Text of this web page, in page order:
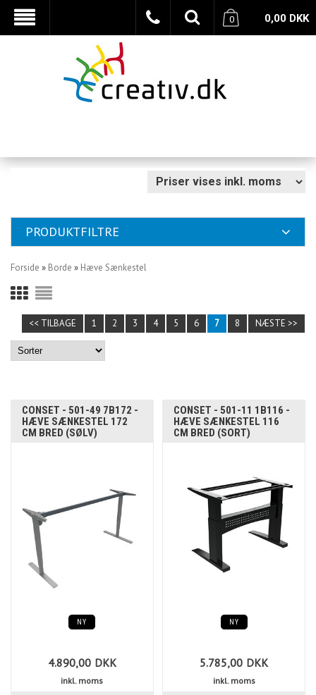
0,00 DKK
0
PRODUKTFILTRE
Forside » Borde » Hæve Sænkestel
<< TILBAGE 1 2 3 4 5 6 7 8 NÆSTE >>
CONSET - 501-49 7B172 -
HÆVE SÆNKESTEL 172
CM BRED (SØLV)
NY
4.890,00 DKK
inkl. moms
CONSET - 501-11 1B116 -
HÆVE SÆNKESTEL 116
CM BRED (SORT)
NY
5.785,00 DKK
inkl. moms